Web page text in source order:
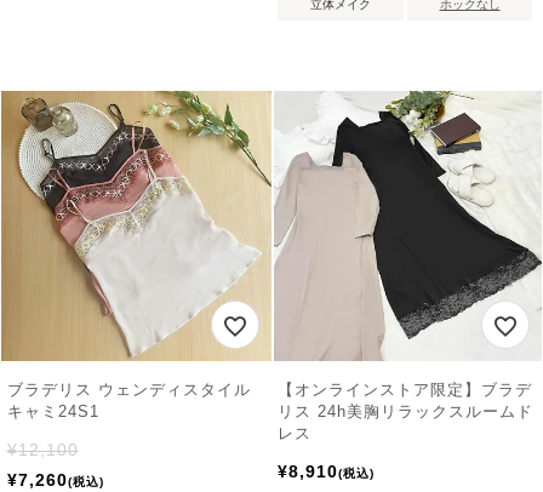
立体メイク ホックなし
ブラデリス ウェンディスタイル
キャミ24S1
¥12,100
¥7,260 税込
【オンラインストア限定】ブラデ
リス 24h美胸リラックスルームド
レス
¥8,910 税込